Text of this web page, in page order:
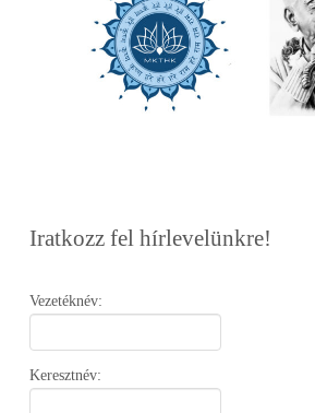
Iratkozz fel hírlevelünkre!
Vezetéknév:
Keresztnév: